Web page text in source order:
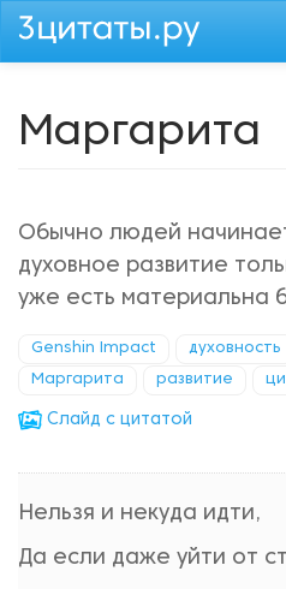
Перейти
Маргарита
Обычно людей
духовное развитие
уже есть материальна
Genshin Impact духовность
Маргарита развитие
Cлайд с цитатой
Нельзя и некуда идти,
Да если даже уйти от